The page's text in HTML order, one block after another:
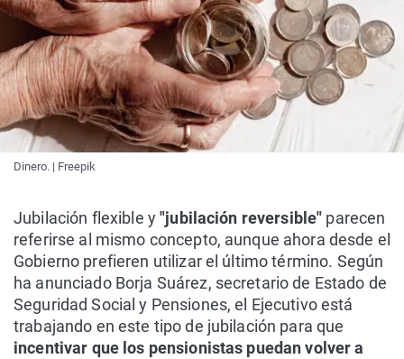
Dinero. | Freepik
Jubilación flexible y"jubilación reversible" parecen
referirse al mismo concepto, aunque ahora desde el
Gobierno prefieren utilizar el último término. Según
ha anunciado Borja Suárez, secretario de Estado de
Seguridad Social y Pensiones, el Ejecutivo está
trabajando en este tipo de jubilación para que
incentivar que los pensionistas puedan volver a